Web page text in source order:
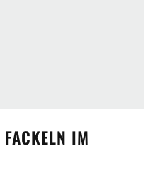
FACKELN IM